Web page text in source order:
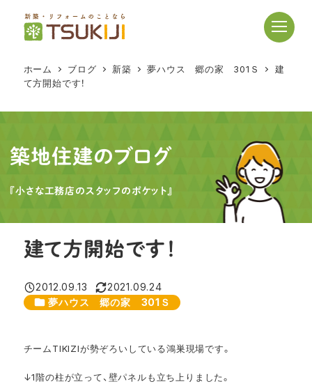
へ
動
ホーム ブログ 新築 夢ハウス 郷の家 301Ｓ
建
て方開始です！
築地住建のブログ
『小さな工務店のスタッフのポケット』
建て方開始です！
投稿日
2012.09.13
更新日
2021.09.24
カテゴリー
夢ハウス 郷の家 301Ｓ
チームTIKIZIが勢ぞろいしている鴻巣現場です。
↓1階の柱が立って、壁パネルも立ち上りました。